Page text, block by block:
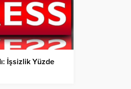
İşsizlik Yüzde